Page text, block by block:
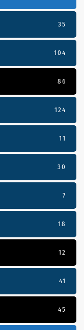
35
104
86
124
11
30
7
18
12
41
45